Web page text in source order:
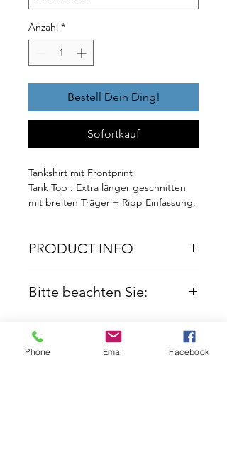
Anzahl *
Bestell Dein Ding!
Sofortkauf
Tankshirt mit Frontprint
Tank Top . Extra länger geschnitten
mit breiten Träger + Ripp Einfassung.
PRODUCT INFO
zu Lieferzeiten zwischen
kommen kann.
Bitte beachten Sie:
für Sie produziert. Somit
Phone Email Facebook